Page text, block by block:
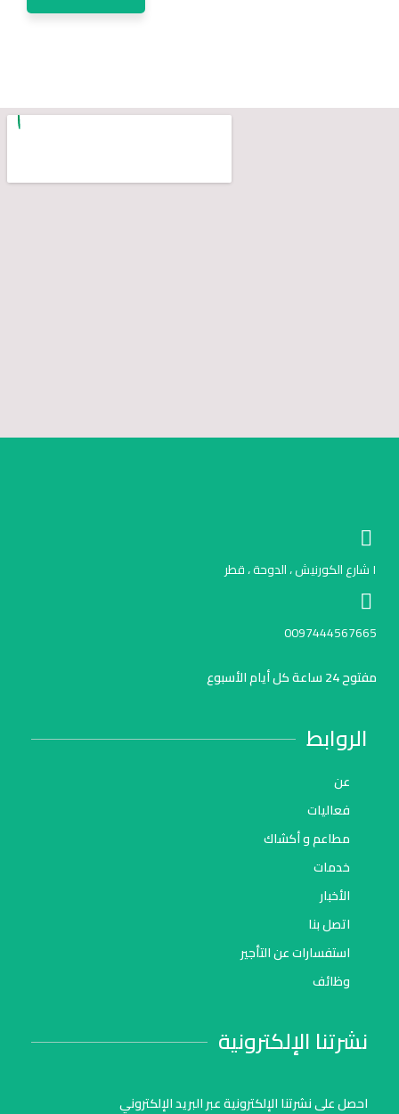
نشرتنا الإلكترونية
احصل على نشرتنا الإلكترونية عبر البريد الإلكتروني
الروابط
عن
فعاليات
مطاعم و أكشاك
خدمات
الأخبار
اتصل بنا
استفسارات عن التأجير
وظائف
١ شارع الكورنيش ، الدوحة ، قطر
0097444567665
مفتوح 24 ساعة كل أيام الأسبوع